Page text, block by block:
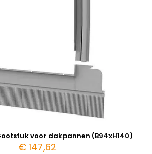
Gootstuk voor dakpannen (B94xH140)
€ 147,62